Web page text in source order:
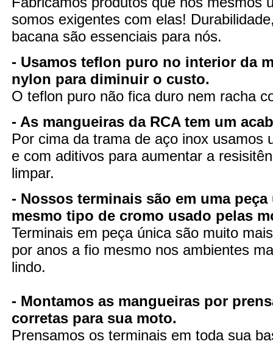
somos exigentes com elas!
bacana são essenciais para nós.
- Usamos teflon puro no interior da
nylon para diminuir o custo.
O teflon puro não fica duro nem racha
- As mangueiras da RCA tem um
Por cima da trama de aço inox usamos
e com aditivos para aumentar a
limpar.
- Nossos terminais são em uma
mesmo tipo de cromo usado pelas
Terminais em peça única são muito
por anos a fio mesmo nos ambientes
lindo.
- Montamos as mangueiras por
corretas para sua moto.
Prensamos os terminais em toda sua